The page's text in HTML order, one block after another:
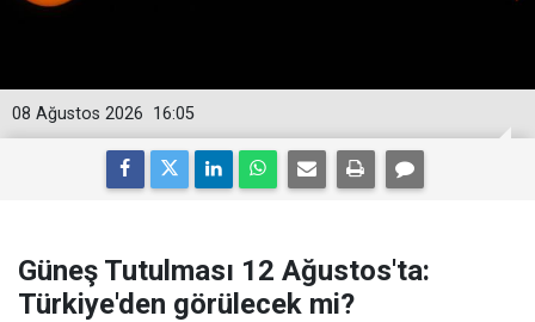
16:05
08 Ağustos 2026
Güneş Tutulması 12 Ağustos'ta:
Türkiye'den görülecek mi?